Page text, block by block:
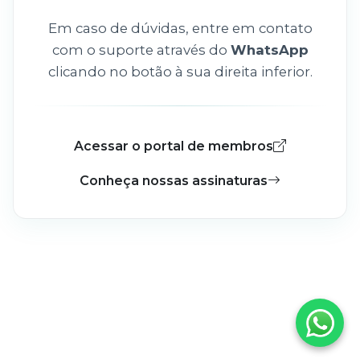
Em caso de dúvidas, entre em contato
com o suporte através do WhatsApp
clicando no botão à sua direita inferior.
Acessar o portal de membros
Conheça nossas assinaturas